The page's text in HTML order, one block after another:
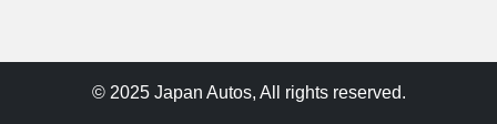
© 2025 Japan Autos, All rights reserved.